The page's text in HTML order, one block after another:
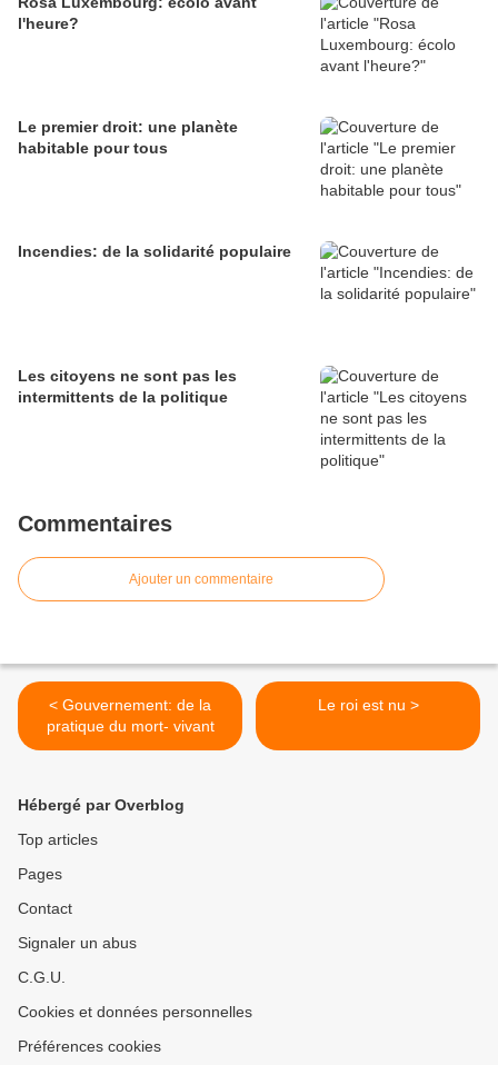
l'heure?
Le premier droit: une planète
habitable pour tous
Incendies: de la solidarité populaire
Les citoyens ne sont pas les
intermittents de la politique
Commentaires
Ajouter un commentaire
< Gouvernement: de la
pratique du mort- vivant
Le roi est nu >
Hébergé par Overblog
Top articles
Pages
Contact
Signaler un abus
C.G.U.
Cookies et données personnelles
Préférences cookies